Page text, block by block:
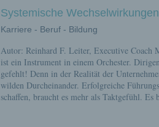
Systemische
Karriere - Beruf - Bildung
Autor: Reinhard F. Leiter, Executive Coach
ist ein Instrument in einem Orchester.
gefehlt! Denn in der Realität der
wilden Durcheinander. Erfolgreiche
schaffen, braucht es mehr als Taktgefühl. Es